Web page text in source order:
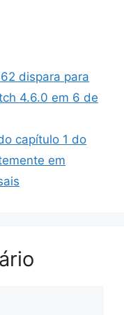
dispara para
4.6.0 em 6 de
capítulo 1 do
em